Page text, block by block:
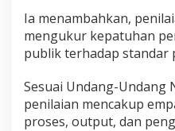
P
r
e
k
a
t
Ia menambahkan,
mengukur kepatuhan
publik terhadap standar
Sesuai Undang-Undang
penilaian mencakup
proses, output, dan